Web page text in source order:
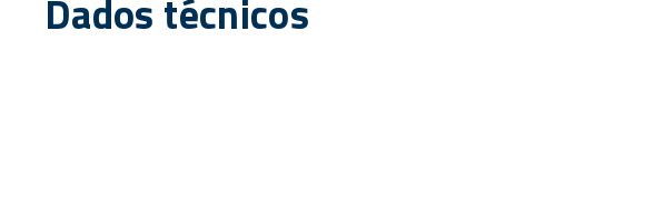
Dados técnicos